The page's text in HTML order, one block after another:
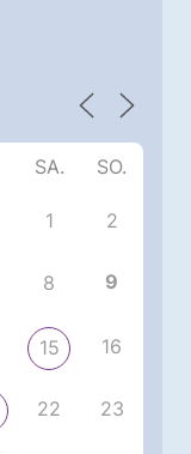
SA. SO.
1 2
8 9
15 16
22 23